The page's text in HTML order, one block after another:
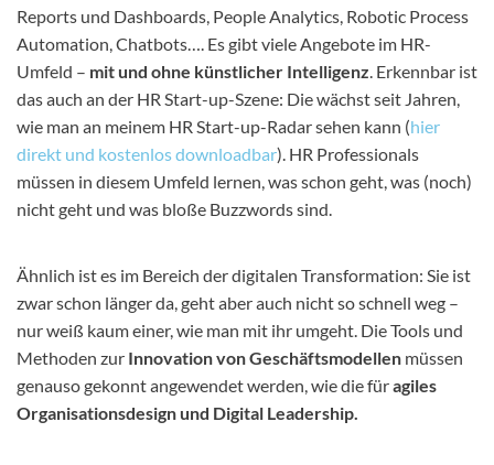
Reports und Dashboards, People Analytics, Robotic Process
Automation, Chatbots…. Es gibt viele Angebote im HR-
Umfeld – mit und ohne künstlicher Intelligenz. Erkennbar ist
das auch an der HR Start-up-Szene: Die wächst seit Jahren,
wie man an meinem HR Start-up-Radar sehen kann (hier
direkt und kostenlos downloadbar). HR Professionals
müssen in diesem Umfeld lernen, was schon geht, was (noch)
nicht geht und was bloße Buzzwords sind.
Ähnlich ist es im Bereich der digitalen Transformation: Sie ist
zwar schon länger da, geht aber auch nicht so schnell weg –
nur weiß kaum einer, wie man mit ihr umgeht. Die Tools und
Methoden zur Innovation von Geschäftsmodellen müssen
genauso gekonnt angewendet werden, wie die füragiles
Organisationsdesign und Digital Leadership.